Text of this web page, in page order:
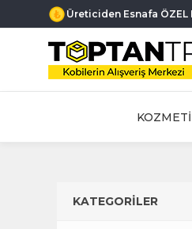
Üreticiden Esnafa ÖZEL
KATEGORİLER